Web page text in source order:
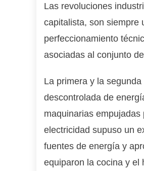
Las revoluciones
capitalista, son siempre
perfeccionamiento
asociadas al conjunto
La primera y la
descontrolada de
maquinarias
electricidad supuso un
fuentes de energía y
equiparon la cocina y el